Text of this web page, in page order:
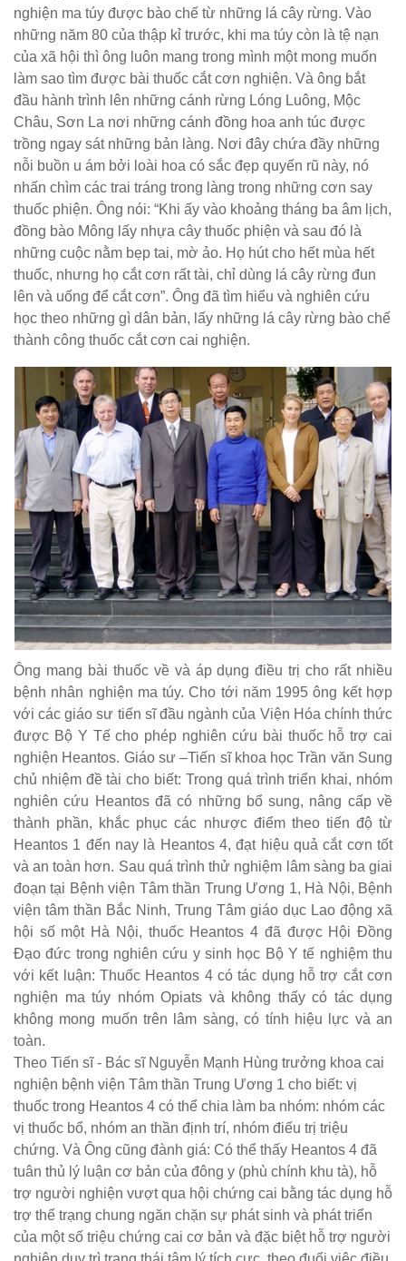
nghiện ma túy được bào chế từ những lá cây rừng. Vào
những năm 80 của thập kỉ trước, khi ma túy còn là tệ nạn
của xã hội thì ông luôn mang trong mình một mong muốn
làm sao tìm được bài thuốc cắt cơn nghiện. Và ông bắt
đầu hành trình lên những cánh rừng Lóng Luông, Mộc
Châu, Sơn La nơi những cánh đồng hoa anh túc được
trồng ngay sát những bản làng. Nơi đây chứa đầy những
nỗi buồn u ám bởi loài hoa có sắc đẹp quyến rũ này, nó
nhấn chìm các trai tráng trong làng trong những cơn say
thuốc phiện. Ông nói: “Khi ấy vào khoảng tháng ba âm lịch,
đồng bào Mông lấy nhựa cây thuốc phiện và sau đó là
những cuộc nằm bẹp tai, mờ ảo. Họ hút cho hết mùa hết
thuốc, nhưng họ cắt cơn rất tài, chỉ dùng lá cây rừng đun
lên và uống để cắt cơn”. Ông đã tìm hiểu và nghiên cứu
học theo những gì dân bản, lấy những lá cây rừng bào chế
thành công thuốc cắt cơn cai nghiện.
Ông mang bài thuốc về và áp dụng điều trị cho rất nhiều
bệnh nhân nghiện ma túy. Cho tới năm 1995 ông kết hợp
với các giáo sư tiến sĩ đầu ngành của Viện Hóa chính thức
được Bộ Y Tế cho phép nghiên cứu bài thuốc hỗ trợ cai
nghiện Heantos. Giáo sư –Tiến sĩ khoa học Trần văn Sung
chủ nhiệm đề tài cho biết: Trong quá trình triển khai, nhóm
nghiên cứu Heantos đã có những bổ sung, nâng cấp về
thành phần, khắc phục các nhược điểm theo tiến độ từ
Heantos 1 đến nay là Heantos 4, đạt hiệu quả cắt cơn tốt
và an toàn hơn. Sau quá trình thử nghiệm lâm sàng ba giai
đoạn tại Bệnh viện Tâm thần Trung Ương 1, Hà Nội, Bệnh
viện tâm thần Bắc Ninh, Trung Tâm giáo dục Lao động xã
hội số một Hà Nội, thuốc Heantos 4 đã được Hội Đồng
Đạo đức trong nghiên cứu y sinh học Bộ Y tế nghiệm thu
với kết luận: Thuốc Heantos 4 có tác dụng hỗ trợ cắt cơn
nghiện ma túy nhóm Opiats và không thấy có tác dụng
không mong muốn trên lâm sàng, có tính hiệu lực và an
toàn.
Theo Tiến sĩ - Bác sĩ Nguyễn Mạnh Hùng trưởng khoa cai
nghiện bệnh viện Tâm thần Trung Ương 1 cho biết: vị
thuốc trong Heantos 4 có thể chia làm ba nhóm: nhóm các
vị thuốc bổ, nhóm an thần định trí, nhóm điếu trị triệu
chứng. Và Ông cũng đành giá: Có thể thấy Heantos 4 đã
tuân thủ lý luận cơ bản của đông y (phù chính khu tà), hỗ
trợ người nghiện vượt qua hội chứng cai bằng tác dụng hỗ
trợ thể trạng chung ngăn chặn sự phát sinh và phát triển
của một số triệu chứng cai cơ bản và đặc biệt hỗ trợ người